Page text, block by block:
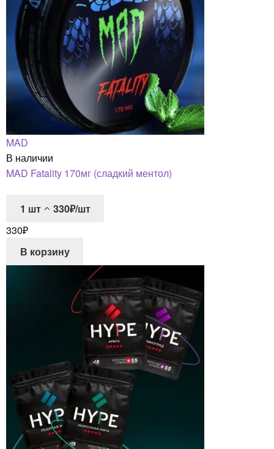
MAD
В наличии
MAD Fatality 170мг (сладкий ментол)
1 шт
330₽/шт
330₽
В корзину